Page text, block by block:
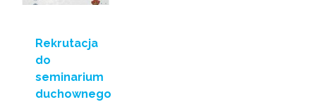
Rekrutacja
do
seminarium
duchownego